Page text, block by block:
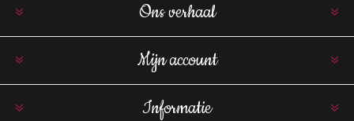
Ons verhaal
Mijn account
Informatie